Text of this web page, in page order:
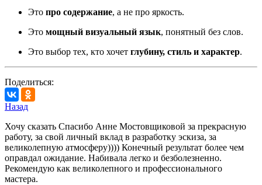
Это про содержание, а не про яркость.
Это мощный визуальный язык, понятный без слов.
Это выбор тех, кто хочет глубину, стиль и характер.
Поделиться:
Назад
Хочу сказать Спасибо Анне Мостовщиковой за прекрасную
работу, за свой личный вклад в разработку эскиза, за
великолепную атмосферу)))) Конечный результат более чем
оправдал ожидание. Набивала легко и безболезненно.
Рекомендую как великолепного и профессионального
мастера.